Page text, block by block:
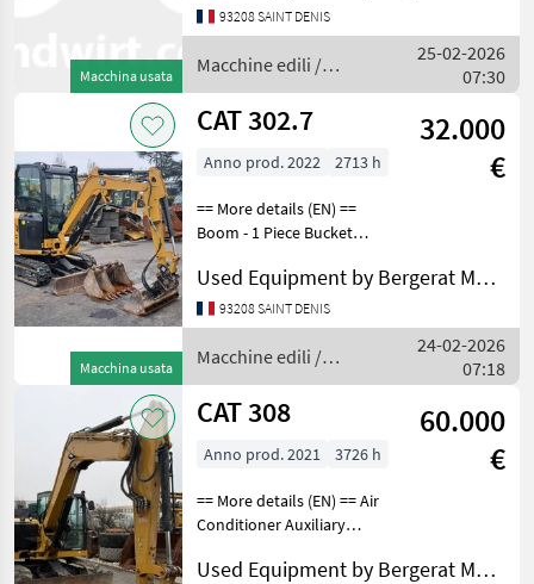
Macchina usata
Boom - 1 Piece Boom Check
Valve Bucket Car Body -
Standard Combine
93208 SAINT DENIS
Macchine edili /
CAT
25-02-2026
07:30
Macchina usata
CAT 302.7
32.000
€
Anno prod. 2022 2713 h
== More details (EN) ==
Boom - 1 Piece Bucket
Type - Mechanical Hand
and Foot Control Online
Owner's Manual Radio - AM
FM Radio Regulator
Used Equipment by Bergerat Monnoyeur
93208 SAINT DENIS
Macchine edili /
CAT
24-02-2026
07:18
CAT 308
60.000
€
Anno prod. 2021 3726 h
== More details (EN) == Air
Conditioner Auxiliary
Pressure Boom - 1 Piece
Used Equipment by Bergerat Monnoyeur